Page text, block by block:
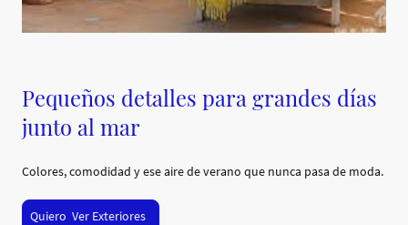
Pequeños detalles para grandes días
junto al mar
Colores, comodidad y ese aire de verano que nunca pasa de moda.
Quiero Ver Exteriores